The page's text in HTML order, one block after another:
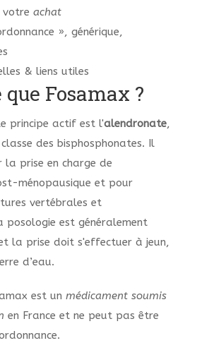
votre achat
», générique,
& liens utiles
que Fosamax ?
principe actif est l'alendronate,
des bisphosphonates. Il
prise en charge de
ménopausique et pour
vertébrales et
posologie est généralement
la prise doit s'effectuer à jeun,
d’eau.
est un médicament soumis
en France et ne peut pas être